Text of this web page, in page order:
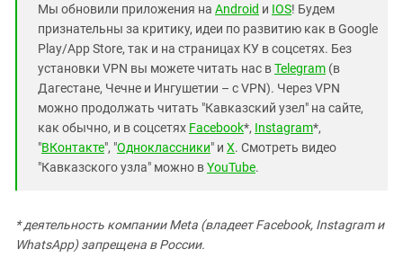
Мы обновили приложения на Android и IOS! Будем
признательны за критику, идеи по развитию как в Google
Play/App Store, так и на страницах КУ в соцсетях. Без
установки VPN вы можете читать нас вTelegram (в
Дагестане, Чечне и Ингушетии – с VPN). Через VPN
можно продолжать читать "Кавказский узел" на сайте,
как обычно, и в соцсетях Facebook*, Instagram*,
"ВКонтакте", "Одноклассники" и X. Смотреть видео
"Кавказского узла" можно вYouTube.
* деятельность компании Meta (владеет Facebook, Instagram и
WhatsApp) запрещена в России.